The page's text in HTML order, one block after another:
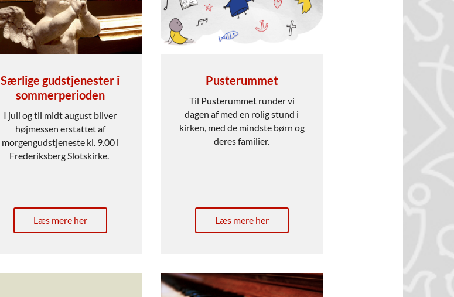
Særlige gudstjenester i
sommerperioden
I juli og til midt august bliver
højmessen erstattet af
morgengudstjeneste kl. 9.00 i
Frederiksberg Slotskirke.
Læs mere her
Pusterummet
Til Pusterummet runder vi
dagen af med en rolig stund i
kirken, med de mindste børn og
deres familier.
Læs mere her